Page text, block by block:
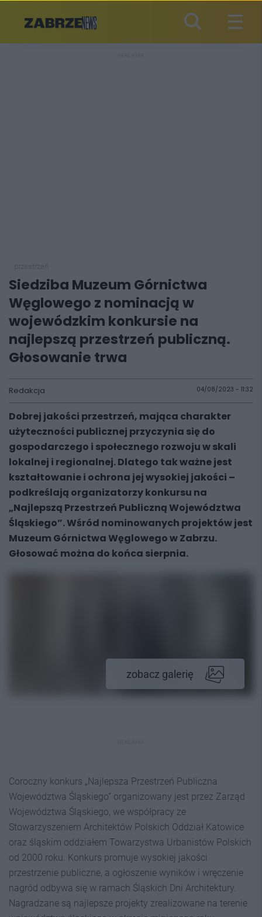
Siedziba Muzeum Górnictwa
Węglowego z nominacją w
wojewódzkim konkursie na
najlepszą przestrzeń publiczną.
Głosowanie trwa
Redakcja 04/08/2023 - 11:32
Dobrej jakości przestrzeń, mająca charakter
użyteczności publicznej przyczynia się do
gospodarczego i społecznego rozwoju w skali
lokalnej i regionalnej. Dlatego tak ważne jest
kształtowanie i ochrona jej wysokiej jakości –
podkreślają organizatorzy konkursu na
„Najlepszą Przestrzeń Publiczną Województwa
Śląskiego”. Wśród nominowanych projektów jest
Muzeum Górnictwa Węglowego w Zabrzu.
Głosować można do końca sierpnia.
zobacz galerię
Coroczny konkurs „Najlepsza Przestrzeń Publiczna
Województwa Śląskiego” organizowany jest przez Zarząd
Województwa Śląskiego, we współpracy ze
Stowarzyszeniem Architektów Polskich Oddział Katowice
oraz śląskim oddziałem Towarzystwa Urbanistów Polskich
od 2000 roku. Konkurs promuje wysokiej jakości
przestrzenie publiczne, a ogłoszenie wyników i wręczenie
nagród odbywa się w ramach Śląskich Dni Architektury.
Nagradzane są najlepsze projekty zrealizowane na terenie